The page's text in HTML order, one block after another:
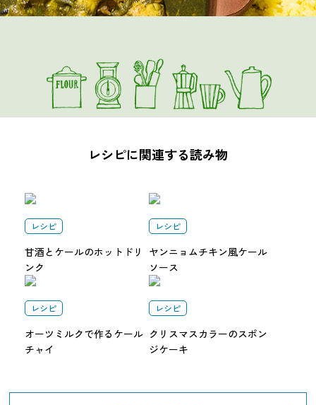
レシピに関連する読み物
レシピ
甘酒とケールのホットドリ
ンク
レシピ
ヤンニョムチキン風ケール
ソース
レシピ
オーツミルクで作るケール
チャイ
レシピ
クリスマスカラーのスポン
ジケーキ